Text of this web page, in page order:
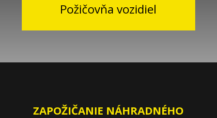
Požičovňa vozidiel
ZAPOŽIČANIE NÁHRADNÉHO